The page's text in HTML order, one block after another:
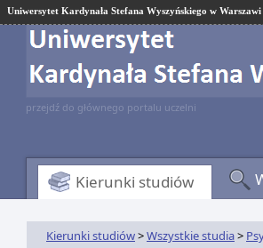
Uniwersytet Kardynała Stefana Wyszyńskiego w Warszawi
przejdź do głównego portalu uczelni
Kierunki studiów
Kierunki studiów>Wszystkie studia>